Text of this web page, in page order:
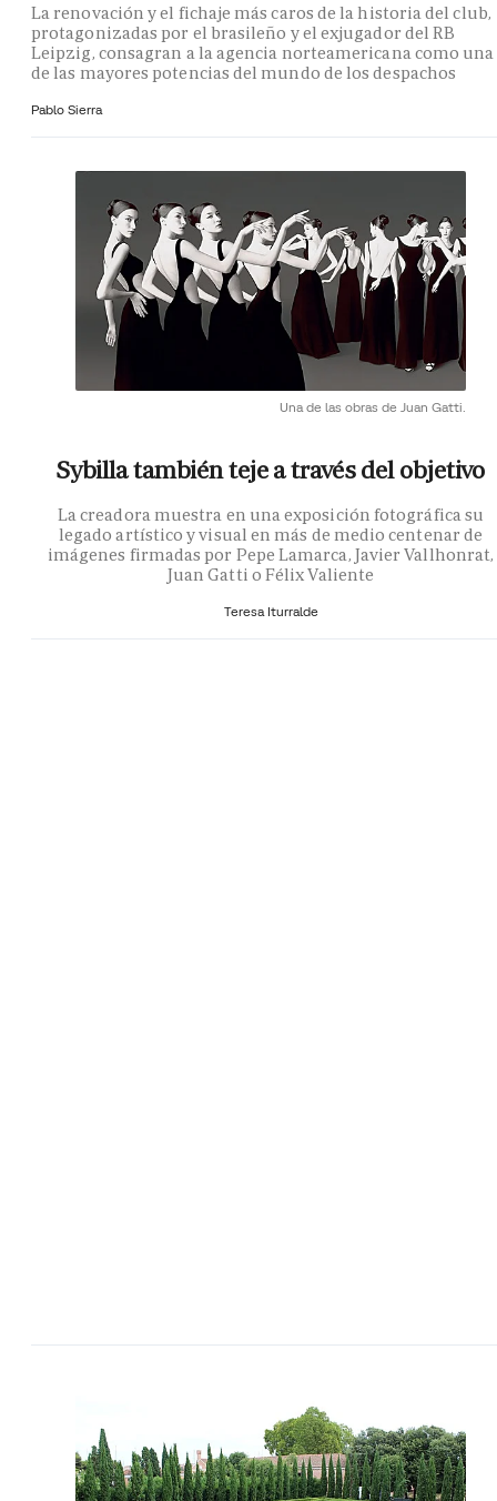
La renovación y el fichaje más caros de la historia del club,
protagonizadas por el brasileño y el exjugador del RB
Leipzig, consagran a la agencia norteamericana como una
de las mayores potencias del mundo de los despachos
Pablo Sierra
Una de las obras de Juan Gatti.
Sybilla también teje a través del objetivo
La creadora muestra en una exposición fotográfica su
legado artístico y visual en más de medio centenar de
imágenes firmadas por Pepe Lamarca, Javier Vallhonrat,
Juan Gatti o Félix Valiente
Teresa Iturralde